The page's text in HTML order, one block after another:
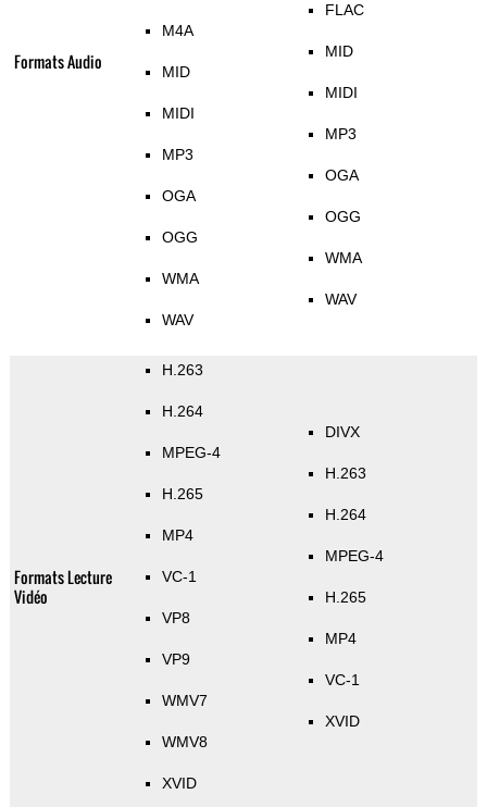
Formats Audio
M4A
MID
MIDI
MP3
OGA
OGG
WMA
WAV
FLAC
MID
MIDI
MP3
OGA
OGG
WMA
WAV
Formats Lecture
Vidéo
H.263
H.264
MPEG-4
H.265
MP4
VC-1
VP8
VP9
WMV7
WMV8
XVID
DIVX
H.263
H.264
MPEG-4
H.265
MP4
VC-1
XVID